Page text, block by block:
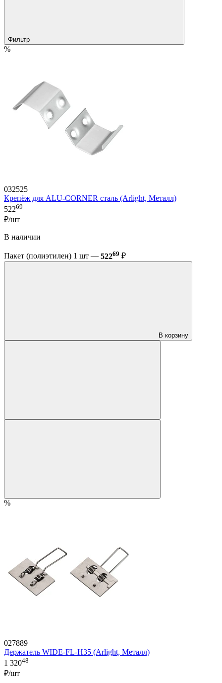
Фильтр
%
032525
Крепёж для ALU-CORNER сталь (Arlight, Металл)
52269
₽/шт
В наличии
Пакет (полиэтилен) 1 шт — 52269 ₽
В корзину
%
027889
Держатель WIDE-FL-H35 (Arlight, Металл)
1 32048
₽/шт